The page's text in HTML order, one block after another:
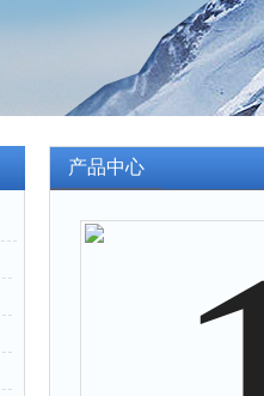
产品中心